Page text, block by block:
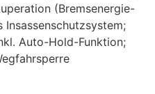
(Bremsenergie-
Insassenschutzsystem;
Auto-Hold-Funktion;